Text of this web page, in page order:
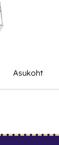
Asukoht